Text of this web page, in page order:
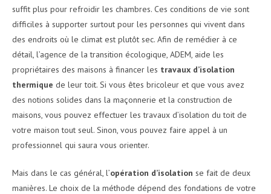
suffit plus pour refroidir les chambres. Ces conditions de vie sont
difficiles à supporter surtout pour les personnes qui vivent dans
des endroits où le climat est plutôt sec. Afin de remédier à ce
détail, l’agence de la transition écologique, ADEM, aide les
propriétaires des maisons à financer les travaux d’isolation
thermique de leur toit. Si vous êtes bricoleur et que vous avez
des notions solides dans la maçonnerie et la construction de
maisons, vous pouvez effectuer les travaux d’isolation du toit de
votre maison tout seul. Sinon, vous pouvez faire appel à un
professionnel qui saura vous orienter.
Mais dans le cas général, l’opération d’isolation se fait de deux
manières. Le choix de la méthode dépend des fondations de votre